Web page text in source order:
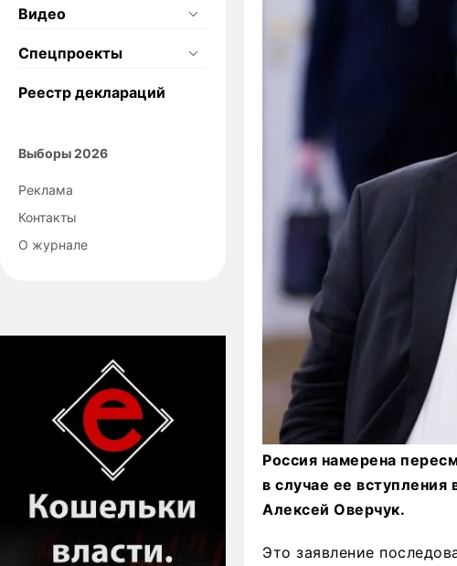
Видео
Спецпроекты
Реестр деклараций
Выборы 2026
Реклама
Контакты
О журнале
Россия намерена
в случае ее вступления
Алексей Оверчук.
Это заявление